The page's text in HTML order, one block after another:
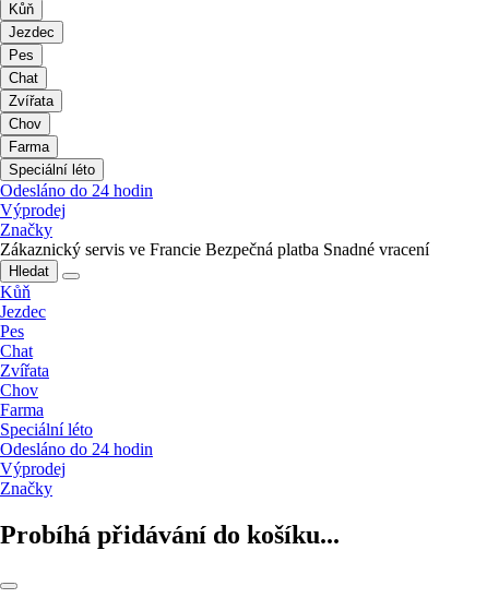
Kůň
Jezdec
Pes
Chat
Zvířata
Chov
Farma
Speciální léto
Odesláno do 24 hodin
Výprodej
Značky
Zákaznický servis ve Francie Bezpečná platba Snadné vracení
Hledat
Kůň
Jezdec
Pes
Chat
Zvířata
Chov
Farma
Speciální léto
Odesláno do 24 hodin
Výprodej
Značky
Probíhá přidávání do košíku...